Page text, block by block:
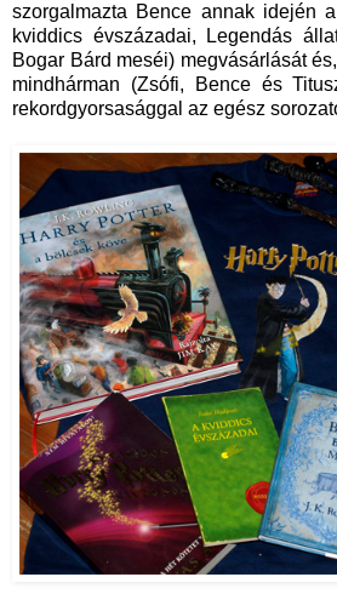
szorgalmazta Bence annak idején
kviddics évszázadai, Legendás
Bogar Bárd meséi) megvásárlását
mindhárman (Zsófi, Bence és
rekordgyorsasággal az egész